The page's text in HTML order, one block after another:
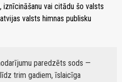
iznīcināšanu vai citādu šo valsts
valsts himnas publisku
paredzēts sods —
trim gadiem, īslaicīga